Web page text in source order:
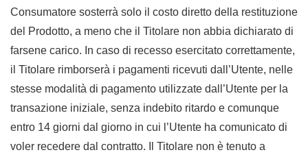
Consumatore sosterrà solo il costo diretto della restituzione
del Prodotto, a meno che il Titolare non abbia dichiarato di
farsene carico. In caso di recesso esercitato correttamente,
il Titolare rimborserà i pagamenti ricevuti dall’Utente, nelle
stesse modalità di pagamento utilizzate dall’Utente per la
transazione iniziale, senza indebito ritardo e comunque
entro 14 giorni dal giorno in cui l’Utente ha comunicato di
voler recedere dal contratto. Il Titolare non è tenuto a